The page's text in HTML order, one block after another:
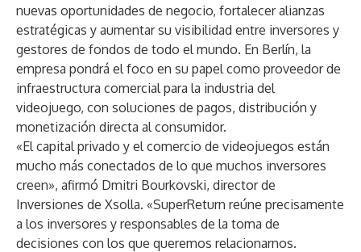
nuevas oportunidades de negocio, fortalecer alianzas
estratégicas y aumentar su visibilidad entre inversores y
gestores de fondos de todo el mundo. En Berlín, la
empresa pondrá el foco en su papel como proveedor de
infraestructura comercial para la industria del
videojuego, con soluciones de pagos, distribución y
monetización directa al consumidor.
«El capital privado y el comercio de videojuegos están
mucho más conectados de lo que muchos inversores
creen», afirmó Dmitri Bourkovski, director de
Inversiones de Xsolla. «SuperReturn reúne precisamente
a los inversores y responsables de la toma de
decisiones con los que queremos relacionarnos.